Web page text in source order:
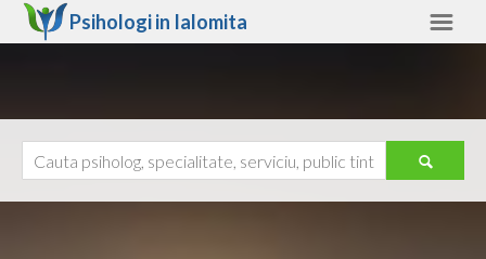
Psihologi in Ialomita
Ajutor